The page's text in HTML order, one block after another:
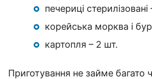
печериці стерилізовані
корейська морква і
картопля – 2 шт.
Приготування не займе багато